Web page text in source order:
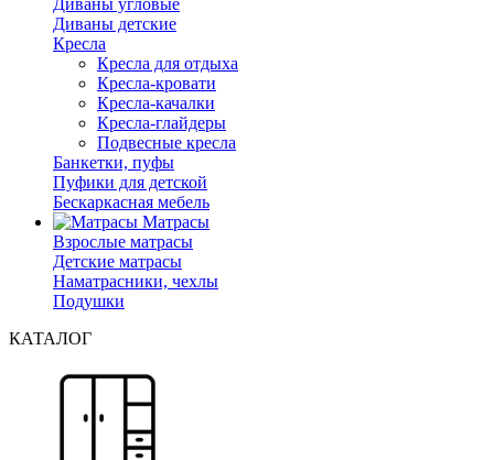
Диваны угловые
Диваны детские
Кресла
Кресла для отдыха
Кресла-кровати
Кресла-качалки
Кресла-глайдеры
Подвесные кресла
Банкетки, пуфы
Пуфики для детской
Бескаркасная мебель
Матрасы
Взрослые матрасы
Детские матрасы
Наматрасники, чехлы
Подушки
КАТАЛОГ